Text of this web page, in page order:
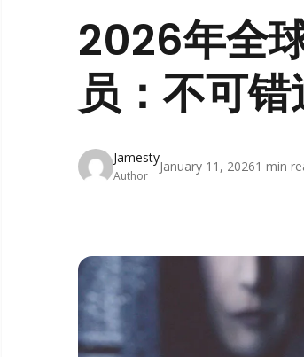
2026年全
员：不可
Jamesty
Author
January 11, 20261 min